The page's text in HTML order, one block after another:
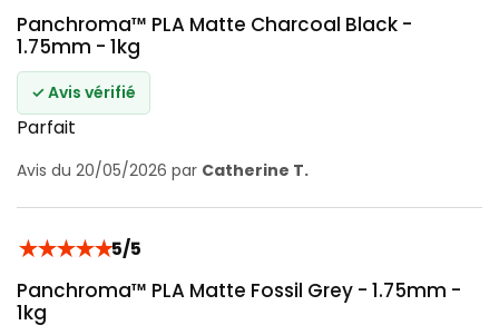
Panchroma™ PLA Matte Charcoal Black -
1.75mm - 1kg
✓ Avis vérifié
Parfait
Avis du 20/05/2026 par Catherine T.
★★★★★5/5
Panchroma™ PLA Matte Fossil Grey - 1.75mm -
1kg